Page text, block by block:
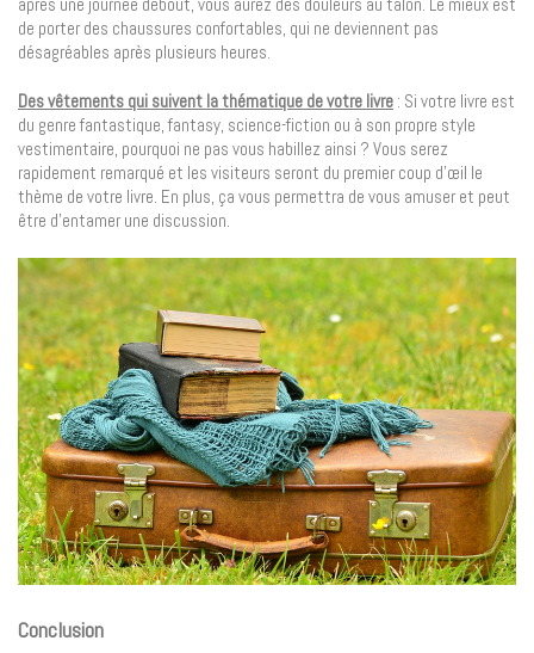
de porter des chaussures confortables, qui ne deviennent pas
désagréables après plusieurs heures.
Des vêtements qui suivent la thématique de votre livre : Si votre livre est
du genre fantastique, fantasy, science-fiction ou à son propre style
vestimentaire, pourquoi ne pas vous habillez ainsi ? Vous serez
rapidement remarqué et les visiteurs seront du premier coup d’œil le
thème de votre livre. En plus, ça vous permettra de vous amuser et peut
être d’entamer une discussion.
Conclusion